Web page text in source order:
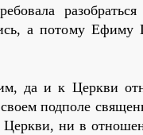
а потому Ефиму
да и к Церкви
подполе
ни в